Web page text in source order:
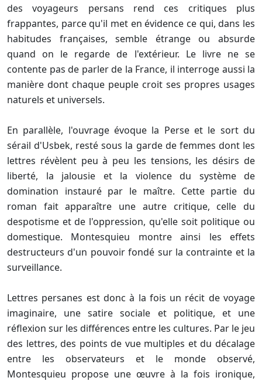
des voyageurs persans rend ces critiques plus
frappantes, parce qu'il met en évidence ce qui, dans les
habitudes françaises, semble étrange ou absurde
quand on le regarde de l'extérieur. Le livre ne se
contente pas de parler de la France, il interroge aussi la
manière dont chaque peuple croit ses propres usages
naturels et universels.
En parallèle, l'ouvrage évoque la Perse et le sort du
sérail d'Usbek, resté sous la garde de femmes dont les
lettres révèlent peu à peu les tensions, les désirs de
liberté, la jalousie et la violence du système de
domination instauré par le maître. Cette partie du
roman fait apparaître une autre critique, celle du
despotisme et de l'oppression, qu'elle soit politique ou
domestique. Montesquieu montre ainsi les effets
destructeurs d'un pouvoir fondé sur la contrainte et la
surveillance.
Lettres persanes est donc à la fois un récit de voyage
imaginaire, une satire sociale et politique, et une
réflexion sur les différences entre les cultures. Par le jeu
des lettres, des points de vue multiples et du décalage
entre les observateurs et le monde observé,
Montesquieu propose une œuvre à la fois ironique,